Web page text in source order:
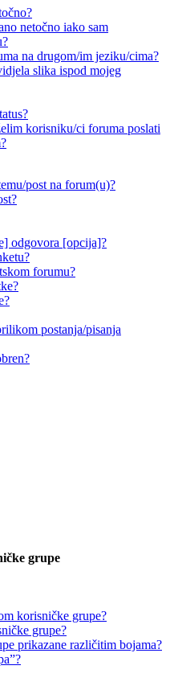
netočno iako sam
na drugom/im jeziku/cima?
slika ispod mojeg
korisniku/ci foruma poslati
post na forum(u)?
odgovora [opcija]?
forumu?
postanja/pisanja
grupe
korisničke grupe?
grupe?
prikazane različitim bojama?